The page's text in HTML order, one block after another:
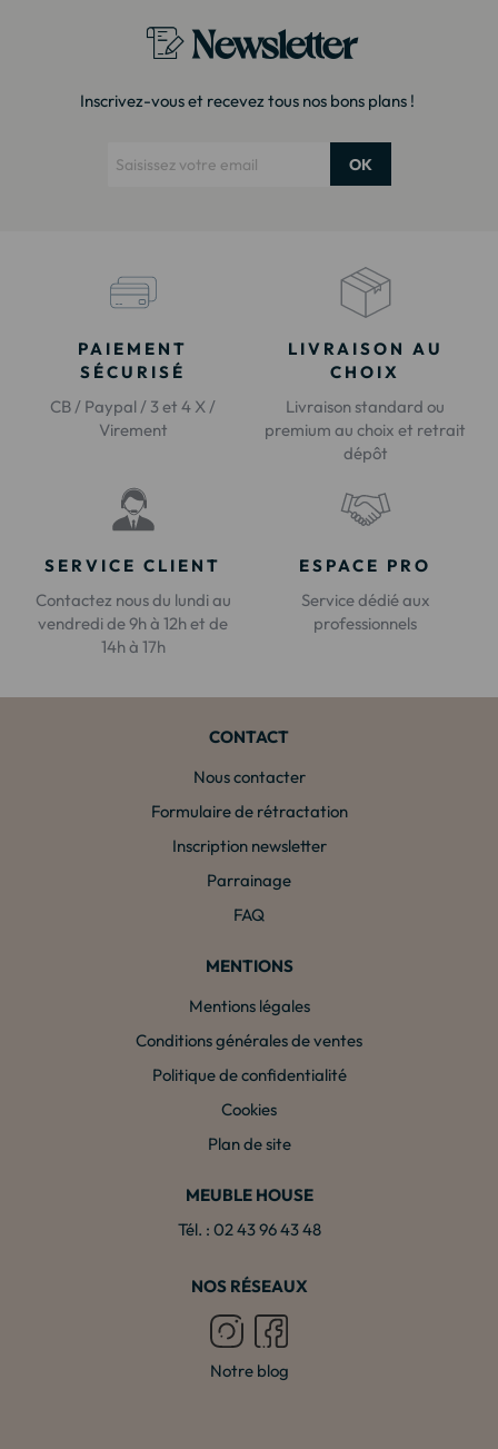
Newsletter
Inscrivez-vous et recevez tous nos bons plans !
OK
PAIEMENT
SÉCURISÉ
CB / Paypal / 3 et 4 X /
Virement
LIVRAISON AU
CHOIX
Livraison standard ou
premium au choix et retrait
dépôt
SERVICE CLIENT
Contactez nous du lundi au
vendredi de 9h à 12h et de
14h à 17h
ESPACE PRO
Service dédié aux
professionnels
CONTACT
Nous contacter
Formulaire de rétractation
Inscription newsletter
Parrainage
FAQ
MENTIONS
Mentions légales
Conditions générales de ventes
Politique de confidentialité
Cookies
Plan de site
MEUBLE HOUSE
Tél. : 02 43 96 43 48
NOS RÉSEAUX
Notre blog